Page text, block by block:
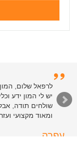
לרפאל שלום,
יש לי המון ידע
שולחים תודה,
ומאוד מקצועי
עפרה
לרפאל וצוות
רציני ומהיר.
בזכות הטיפים